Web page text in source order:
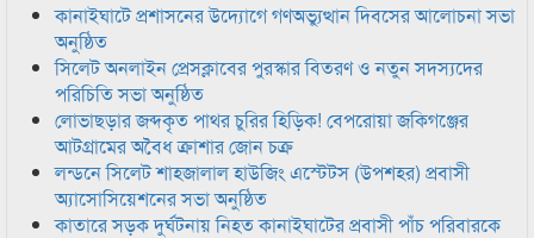
কানাইঘাটে প্রশাসনের উদ্যোগে গণঅভ্যুত্থান দিবসের আলোচনা সভা
অনুষ্ঠিত
সিলেট অনলাইন প্রেসক্লাবের পুরস্কার বিতরণ ও নতুন সদস্যদের
পরিচিতি সভা অনুষ্ঠিত
লোভাছড়ার জব্দকৃত পাথর চুরির হিড়িক! বেপরোয়া জকিগঞ্জের
আটগ্রামের অবৈধ ক্রাশার জোন চক্র
লন্ডনে সিলেট শাহজালাল হাউজিং এস্টেটস (উপশহর) প্রবাসী
অ্যাসোসিয়েশনের সভা অনুষ্ঠিত
কাতারে সড়ক দুর্ঘটনায় নিহত কানাইঘাটের প্রবাসী পাঁচ পরিবারকে